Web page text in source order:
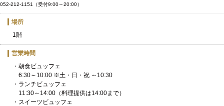
052-212-1151（受付9:00～20:00）
場所
1階
営業時間
・朝食ビュッフェ
6:30～10:00 ※土・日・祝 ～10:30
・ランチビュッフェ
11:30～14:00（料理提供は14:00まで）
・スイーツビュッフェ